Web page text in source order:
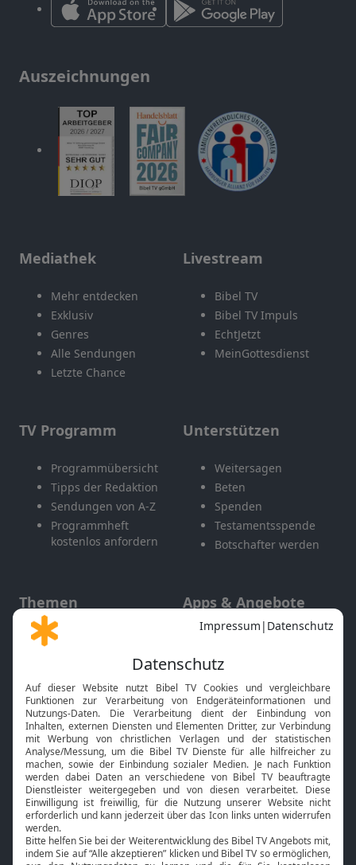
Auszeichnungen
Mediathek
Mehr entdecken
Exklusiv
Genres
Alle Sendungen
Letzte Chance
Livestream
Bibel TV
Bibel TV Impuls
EchtJetzt
MeinGottesdienst
TV Programm
Programmübersicht
Tipps der Redaktion
Sendungen von A-Z
Programmheft
kostenlos anfordern
Unterstützen
Weitersagen
Beten
Spenden
Testamentsspende
Botschafter werden
Themen
Gott und Bibel erklärt
Neuigkeiten
Apps & Angebote
Mobile App
Smart TV
HbbTV
Bibelthek Online-Bibel
Nächster Gottesdienst
Bibel TV
Über uns
Service
Kontakt